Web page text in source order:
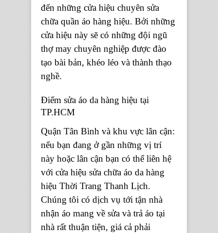
đến những cửa hiệu chuyên sửa
chữa quần áo hàng hiệu. Bởi những
cửa hiệu này sẽ có những đội ngũ
thợ may chuyên nghiệp được đào
tạo bài bản, khéo léo và thành thạo
nghề.
Điểm sửa áo da hàng hiệu tại
TP.HCM
Quận Tân Bình và khu vực lân cận:
nếu bạn đang ở gần những vị trí
này hoặc lân cận bạn có thể liên hệ
với cửa hiệu sửa chữa áo da hàng
hiệu Thời Trang Thanh Lịch.
Chúng tôi có dịch vụ tới tận nhà
nhận áo mang về sửa và trả áo tại
nhà rất thuận tiện, giá cả phải